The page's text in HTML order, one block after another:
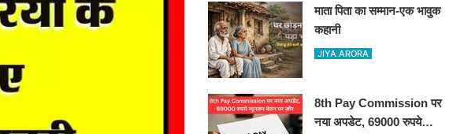
माता पिता का सम्मान-एक भावुक
कहानी
JIYA ARORA
8th Pay Commission पर
नया अपडेट, 69000 रुपये